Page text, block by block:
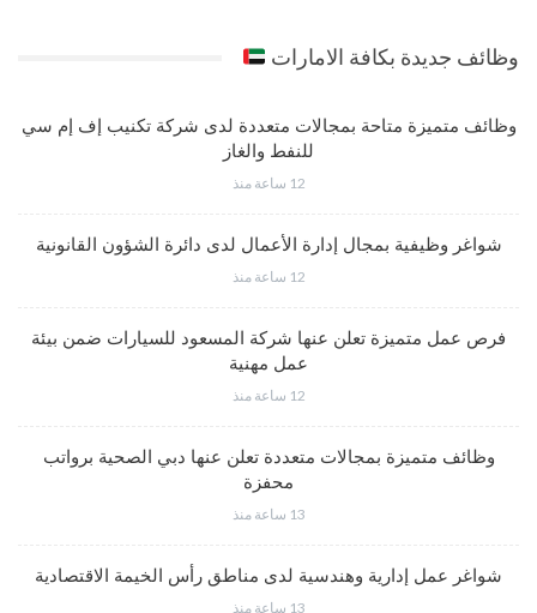
وظائف جديدة بكافة الامارات
وظائف متميزة متاحة بمجالات متعددة لدى شركة تكنيب إف إم سي
للنفط والغاز
12 ساعة منذ
شواغر وظيفية بمجال إدارة الأعمال لدى دائرة الشؤون القانونية
12 ساعة منذ
فرص عمل متميزة تعلن عنها شركة المسعود للسيارات ضمن بيئة
عمل مهنية
12 ساعة منذ
وظائف متميزة بمجالات متعددة تعلن عنها دبي الصحية برواتب
محفزة
13 ساعة منذ
شواغر عمل إدارية وهندسية لدى مناطق رأس الخيمة الاقتصادية
13 ساعة منذ